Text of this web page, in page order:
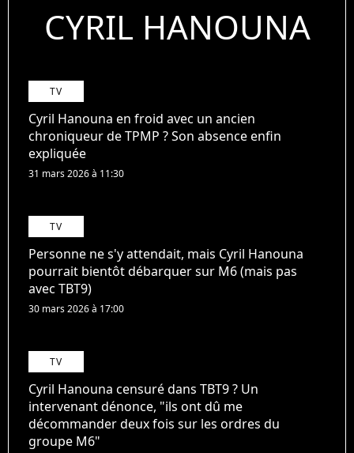
CYRIL HANOUNA
TV
Cyril Hanouna en froid avec un ancien
chroniqueur de TPMP ? Son absence enfin
expliquée
31 mars 2026 à 11:30
TV
Personne ne s'y attendait, mais Cyril Hanouna
pourrait bientôt débarquer sur M6 (mais pas
avec TBT9)
30 mars 2026 à 17:00
TV
Cyril Hanouna censuré dans TBT9 ? Un
intervenant dénonce, "ils ont dû me
décommander deux fois sur les ordres du
groupe M6"